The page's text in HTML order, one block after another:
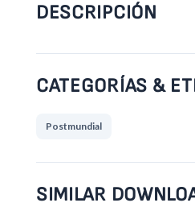
DESCRIPCIÓN
CATEGORÍAS &
Postmundial
SIMILAR